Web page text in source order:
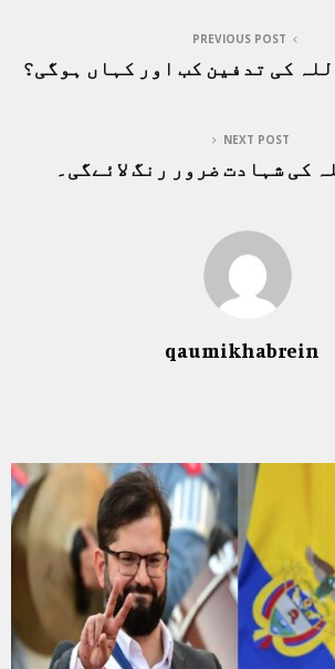
PREVIOUS POST
کی تدفین کب اور کہاں ہوگی؟
NEXT POST
کی شہادت ضرور رنگ لائےگی۔
qaumikhabrein